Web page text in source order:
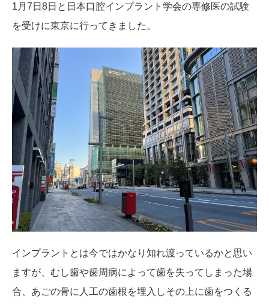
1月7日8日と日本口腔インプラント学会の専修医の試験
を受けに東京に行ってきました。
インプラントとは今ではかなり知れ渡っているかと思い
ますが、むし歯や歯周病によって歯を失ってしまった場
合、あごの骨に人工の歯根を埋入しその上に歯をつくる